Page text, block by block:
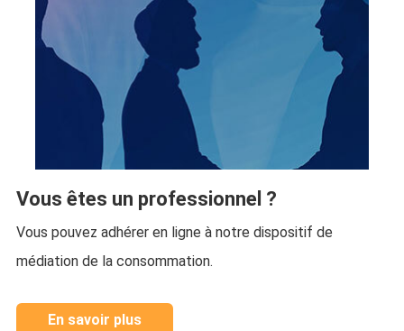
Vous êtes un professionnel ?
Vous pouvez adhérer en ligne à notre dispositif de
médiation de la consommation.
En savoir plus